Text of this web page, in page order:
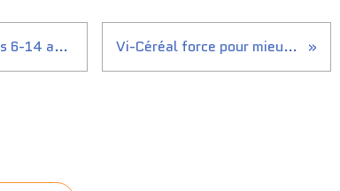
Enfin une messagerie pour les 6-14 ans qui protège vraiment Vi-Céréal force pour mieux affronter l’hiver